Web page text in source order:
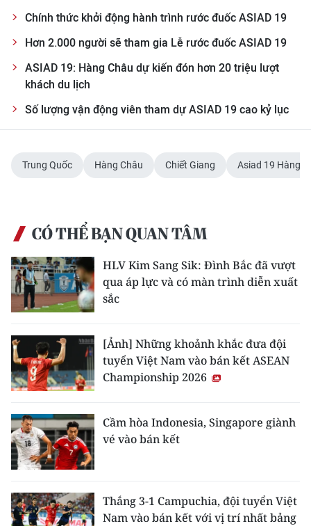
РУССКИЙ
ESPAÑOL
한국어
Chính thức khởi động hành trình rước đuốc ASIAD 19
Hơn 2.000 người sẽ tham gia Lễ rước đuốc ASIAD 19
ASIAD 19: Hàng Châu dự kiến đón hơn 20 triệu lượt
khách du lịch
Số lượng vận động viên tham dự ASIAD 19 cao kỷ lục
Trung Quốc Hàng Châu Chiết Giang Asiad 19 Hàng
CÓ THỂ BẠN QUAN TÂM
HLV Kim Sang Sik: Đình Bắc đã vượt
qua áp lực và có màn trình diễn xuất
sắc
[Ảnh] Những khoảnh khắc đưa đội
tuyển Việt Nam vào bán kết ASEAN
Championship 2026
Cầm hòa Indonesia, Singapore giành
vé vào bán kết
Thắng 3-1 Campuchia, đội tuyển Việt
Nam vào bán kết với vị trí nhất bảng